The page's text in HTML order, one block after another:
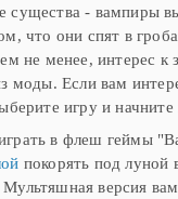
существа - вампиры
что они спят в
не менее, интерес к
моды. Если вам
игру и
в флеш геймы
покорять под луной
версия